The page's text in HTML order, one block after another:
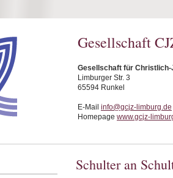
Gesellschaft
Gesellschaft für Christlich-
Limburger Str. 3
65594 Runkel
E-Mail info@gcjz-limburg.de
Homepage www.gcjz-
Schulter an